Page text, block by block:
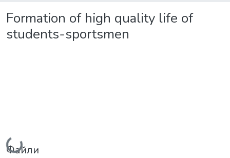
Formation of high quality life of
students-sportsmen
Вантажиться...
Файли